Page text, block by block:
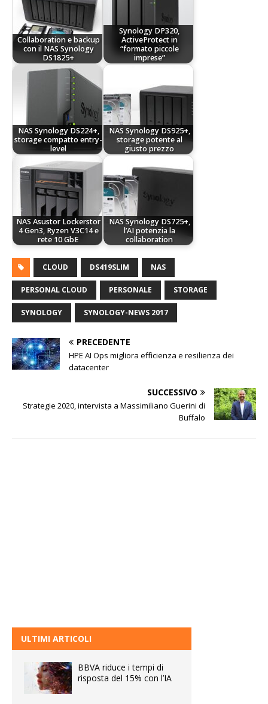
Collaboration e backup
con il NAS Synology
DS1825+
Synology DP320,
ActiveProtect in
“formato piccole
imprese”
NAS Synology DS224+,
storage compatto entry-
level
NAS Synology DS925+,
storage potente al
giusto prezzo
NAS Asustor Lockerstor
4 Gen3, Ryzen V3C14 e
rete 10 GbE
NAS Synology DS725+,
l’AI potenzia la
collaboration
CLOUD DS419SLIM NAS
PERSONAL CLOUD PERSONALE STORAGE
SYNOLOGY SYNOLOGY-NEWS 2017
PRECEDENTE
HPE AI Ops migliora efficienza e resilienza dei
datacenter
SUCCESSIVO
Strategie 2020, intervista a Massimiliano Guerini di
Buffalo
ULTIMI ARTICOLI
BBVA riduce i tempi di
risposta del 15% con l’IA